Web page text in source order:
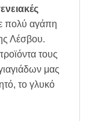
πολύ αγάπη
Λέσβου.
τους
μας
το γλυκό